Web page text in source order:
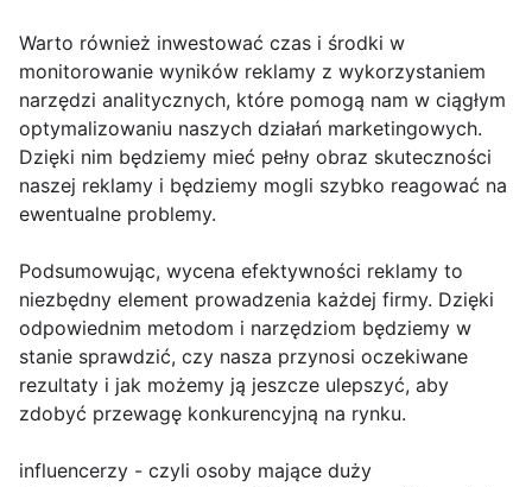
Warto również inwestować czas i środki w
monitorowanie wyników reklamy z wykorzystaniem
narzędzi analitycznych, które pomogą nam w ciągłym
optymalizowaniu naszych działań marketingowych.
Dzięki nim będziemy mieć pełny obraz skuteczności
naszej reklamy i będziemy mogli szybko reagować na
ewentualne problemy.
Podsumowując, wycena efektywności reklamy to
niezbędny element prowadzenia każdej firmy. Dzięki
odpowiednim metodom i narzędziom będziemy w
stanie sprawdzić, czy nasza przynosi oczekiwane
rezultaty i jak możemy ją jeszcze ulepszyć, aby
zdobyć przewagę konkurencyjną na rynku.
influencerzy - czyli osoby mające duży